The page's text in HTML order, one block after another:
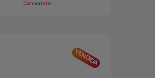
Camionete
VENDIDA